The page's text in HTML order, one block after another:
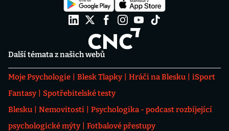
Další témata z našich webů
Moje Psychologie Blesk Tlapky Hráči na Blesku
iSport
Fantasy
Spotřebitelské testy
Blesku
Nemovitosti
Psychologika - podcast rozbíjející
psychologické mýty
Fotbalové přestupy